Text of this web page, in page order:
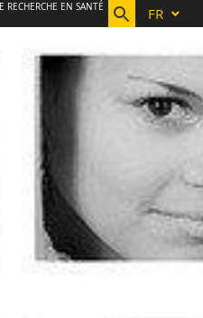
Aller
au
contenu
Navigation
Accès
directs
ConnexionEN SANTÉ
FR